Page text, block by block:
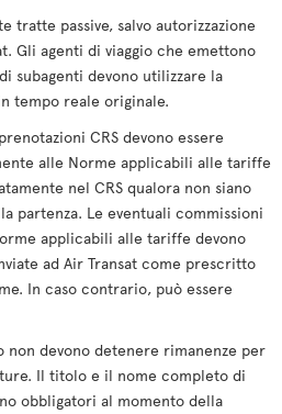
tratte passive, salvo autorizzazione
Gli agenti di viaggio che emettono
subagenti devono utilizzare la
tempo reale originale.
CRS devono essere
alle Norme applicabili alle tariffe
nel CRS qualora non siano
partenza. Le eventuali commissioni
applicabili alle tariffe devono
ad Air Transat come prescritto
In caso contrario, può essere
non devono detenere rimanenze per
Il titolo e il nome completo di
obbligatori al momento della